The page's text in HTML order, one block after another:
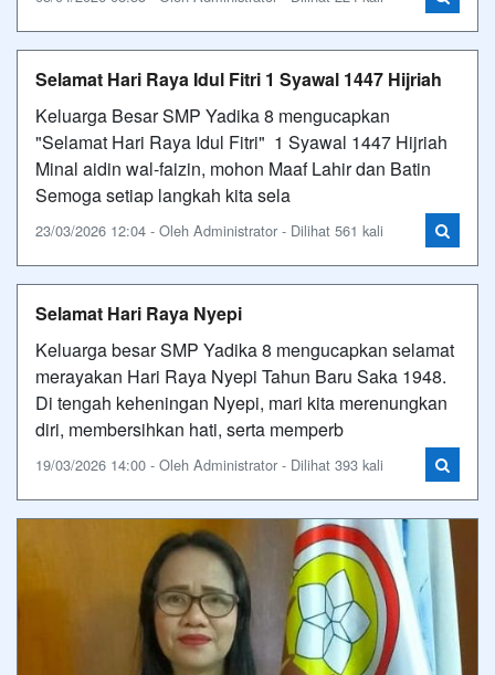
Selamat Hari Raya Idul Fitri 1 Syawal 1447 Hijriah
Keluarga Besar SMP Yadika 8 mengucapkan
"Selamat Hari Raya Idul Fitri" 1 Syawal 1447 Hijriah
Minal aidin wal-faizin, mohon Maaf Lahir dan Batin
Semoga setiap langkah kita sela
23/03/2026 12:04 - Oleh Administrator - Dilihat 561 kali
Selamat Hari Raya Nyepi
Keluarga besar SMP Yadika 8 mengucapkan selamat
merayakan Hari Raya Nyepi Tahun Baru Saka 1948.
Di tengah keheningan Nyepi, mari kita merenungkan
diri, membersihkan hati, serta memperb
19/03/2026 14:00 - Oleh Administrator - Dilihat 393 kali